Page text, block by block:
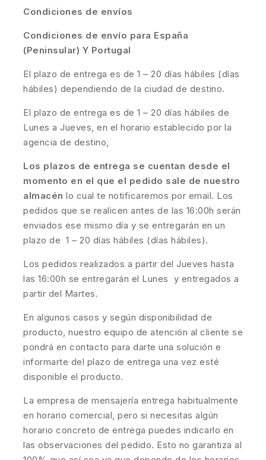
Condiciones de envíos
Condiciones de envío para España
(Peninsular) Y Portugal
El plazo de entrega es de 1 – 20 días hábiles (días
hábiles) dependiendo de la ciudad de destino.
El plazo de entrega es de 1 – 20 días hábiles de
Lunes a Jueves, en el horario establecido por la
agencia de destino,
Los plazos de entrega se cuentan desde el
momento en el que el pedido sale de nuestro
almacén lo cual te notificaremos por email. Los
pedidos que se realicen antes de las 16:00h serán
enviados ese mismo día y se entregarán en un
plazo de 1 – 20 días hábiles (días hábiles).
Los pedidos realizados a partir del Jueves hasta
las 16:00h se entregarán el Lunes y entregados a
partir del Martes.
En algunos casos y según disponibilidad de
producto, nuestro equipo de atención al cliente se
pondrá en contacto para darte una solución e
informarte del plazo de entrega una vez esté
disponible el producto.
La empresa de mensajería entrega habitualmente
en horario comercial, pero si necesitas algún
horario concreto de entrega puedes indicarlo en
las observaciones del pedido. Esto no garantiza al